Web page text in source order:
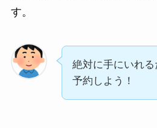
す。
絶対に手にいれ
予約しよう！